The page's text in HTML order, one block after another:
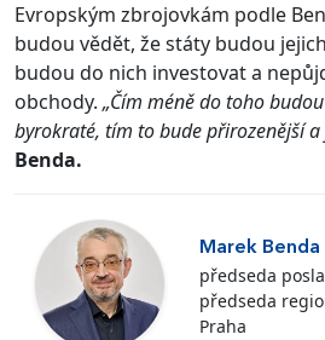
Evropským zbrojovkám podle
budou vědět, že státy budou
budou do nich investovat a
obchody. „Čím méně do toho
byrokraté, tím to bude přirozenější a
Benda.
Marek Benda
předseda
předseda
Praha